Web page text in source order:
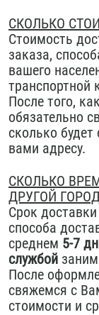
СКОЛЬКО
Стоимость
заказа,
вашего
транспортной
После того,
обязательно
сколько
вами адресу.
СКОЛЬКО
ДРУГОЙ
Срок
способа
среднем 5-7
службой
После
свяжемся с
стоимости и